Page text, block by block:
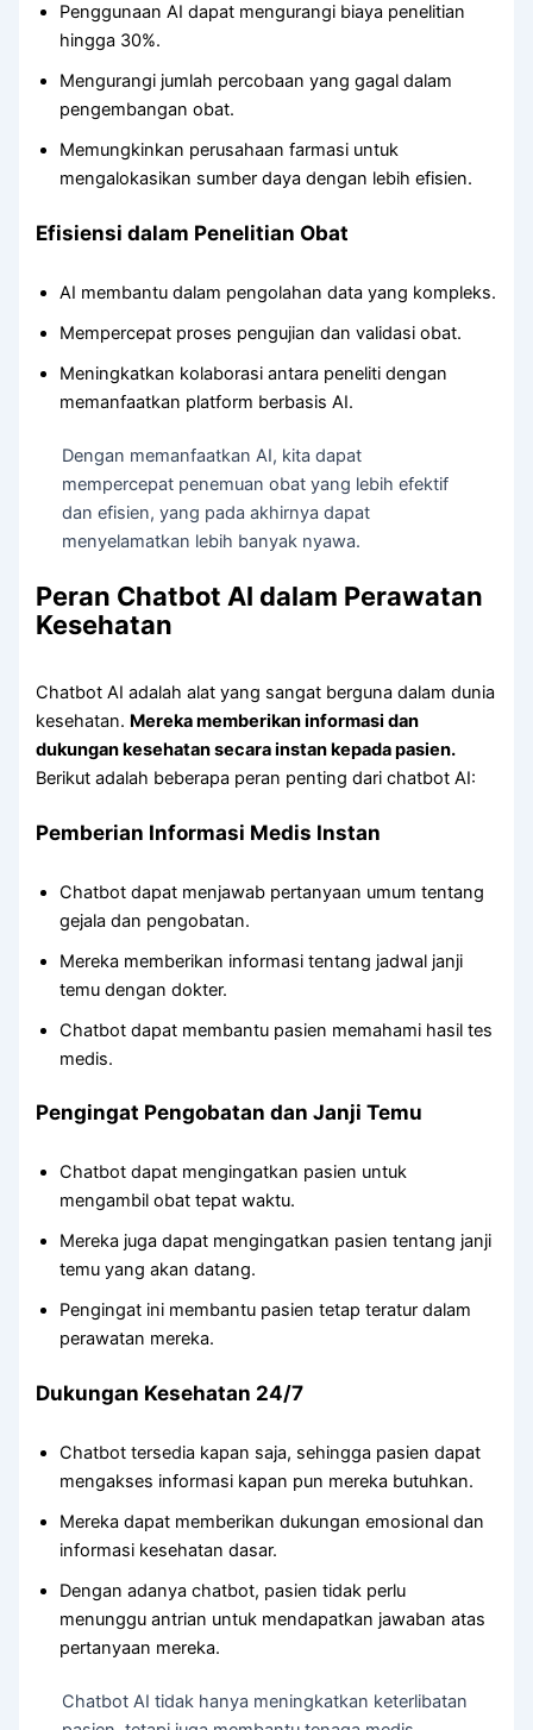
Penggunaan AI dapat mengurangi biaya penelitian
hingga 30%.
Mengurangi jumlah percobaan yang gagal dalam
pengembangan obat.
Memungkinkan perusahaan farmasi untuk
mengalokasikan sumber daya dengan lebih efisien.
Efisiensi dalam Penelitian Obat
AI membantu dalam pengolahan data yang kompleks.
Mempercepat proses pengujian dan validasi obat.
Meningkatkan kolaborasi antara peneliti dengan
memanfaatkan platform berbasis AI.
Dengan memanfaatkan AI, kita dapat
mempercepat penemuan obat yang lebih efektif
dan efisien, yang pada akhirnya dapat
menyelamatkan lebih banyak nyawa.
Peran Chatbot AI dalam Perawatan
Kesehatan
Chatbot AI adalah alat yang sangat berguna dalam dunia
kesehatan. Mereka memberikan informasi dan
dukungan kesehatan secara instan kepada pasien.
Berikut adalah beberapa peran penting dari chatbot AI:
Pemberian Informasi Medis Instan
Chatbot dapat menjawab pertanyaan umum tentang
gejala dan pengobatan.
Mereka memberikan informasi tentang jadwal janji
temu dengan dokter.
Chatbot dapat membantu pasien memahami hasil tes
medis.
Pengingat Pengobatan dan Janji Temu
Chatbot dapat mengingatkan pasien untuk
mengambil obat tepat waktu.
Mereka juga dapat mengingatkan pasien tentang janji
temu yang akan datang.
Pengingat ini membantu pasien tetap teratur dalam
perawatan mereka.
Dukungan Kesehatan 24/7
Chatbot tersedia kapan saja, sehingga pasien dapat
mengakses informasi kapan pun mereka butuhkan.
Mereka dapat memberikan dukungan emosional dan
informasi kesehatan dasar.
Dengan adanya chatbot, pasien tidak perlu
menunggu antrian untuk mendapatkan jawaban atas
pertanyaan mereka.
Chatbot AI tidak hanya meningkatkan keterlibatan